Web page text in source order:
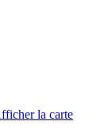
la carte